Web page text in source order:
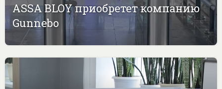
ASSA BLOY приобретет компанию
Gunnebo